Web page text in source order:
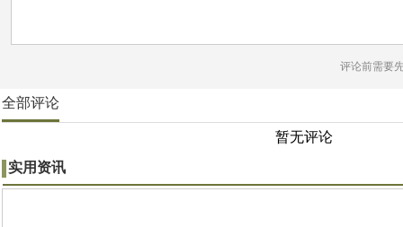
评论前需要
全部评论
暂无评论
实用资讯